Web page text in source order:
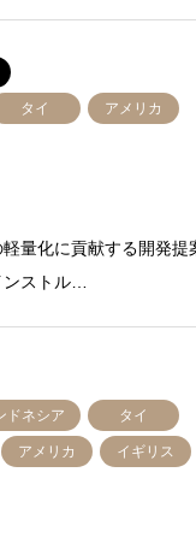
タイ アメリカ
量化に貢献する開発提
ストル…
ドネシア タイ
アメリカ イギリス